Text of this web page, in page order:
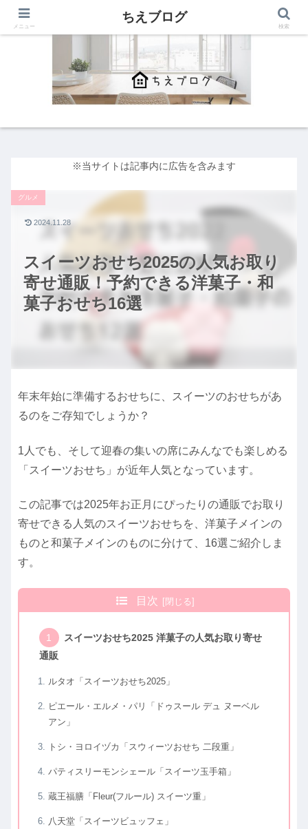
※当サイトは記事内に広告を含みます
スイーツおせち2025の人気お取り
寄せ通販！予約できる洋菓子・和
菓子おせち16選
グルメ
2024.11.28
年末年始に準備するおせちに、スイーツのおせちがあ
るのをご存知でしょうか？
1人でも、そして迎春の集いの席にみんなでも楽しめる
「スイーツおせち」が近年人気となっています。
この記事では2025年お正月にぴったりの通販でお取り
寄せできる人気のスイーツおせちを、洋菓子メインの
ものと和菓子メインのものに分けて、16選ご紹介しま
す。
目次
スイーツおせち2025 洋菓子の人気お取り寄せ
通販
ルタオ「スイーツおせち2025」
ピエール・エルメ・パリ「ドゥスール デュ ヌーベル
アン」
トシ・ヨロイヅカ「スウィーツおせち 二段重」
パティスリーモンシェール「スイーツ玉手箱」
蔵王福膳「Fleur(フルール) スイーツ重」
八天堂「スイーツビュッフェ」
メニュー
ちえブログ
検索